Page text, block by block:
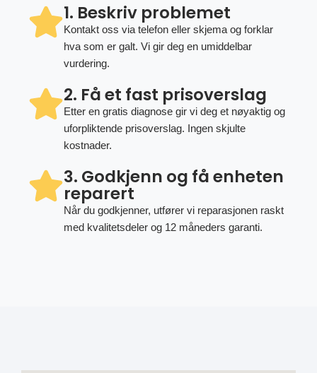
1. Beskriv problemet
Kontakt oss via telefon eller skjema og forklar
hva som er galt. Vi gir deg en umiddelbar
vurdering.
2. Få et fast prisoverslag
Etter en gratis diagnose gir vi deg et nøyaktig og
uforpliktende prisoverslag. Ingen skjulte
kostnader.
3. Godkjenn og få enheten
reparert
Når du godkjenner, utfører vi reparasjonen raskt
med kvalitetsdeler og 12 måneders garanti.